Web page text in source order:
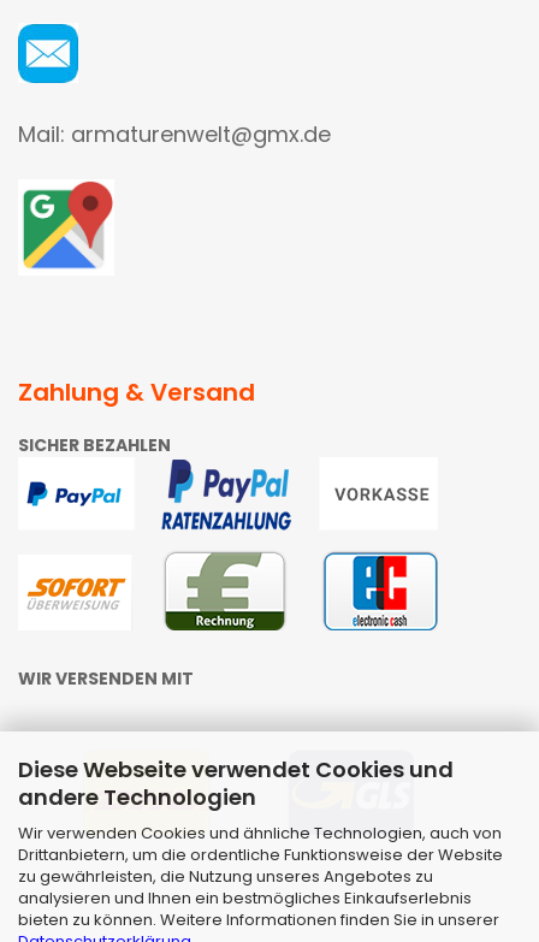
Diese Webseite verwendet Cookies und
andere Technologien
Wir verwenden Cookies und ähnliche Technologien, auch von
Drittanbietern, um die ordentliche Funktionsweise der Website
zu gewährleisten, die Nutzung unseres Angebotes zu
analysieren und Ihnen ein bestmögliches Einkaufserlebnis
bieten zu können. Weitere Informationen finden Sie in unserer
Mail: armaturenwelt@gmx.de
Zahlung & Versand
SICHER BEZAHLEN
WIR VERSENDEN MIT